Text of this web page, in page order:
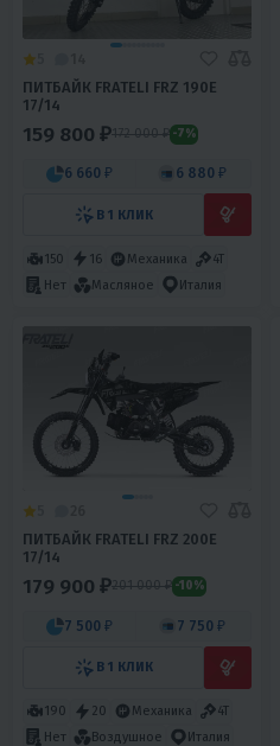
ПИТБАЙК FRATELI FRZ 190E
17/14
159 800 ₽172 000 ₽ -7%
6 660 ₽ 6 880 ₽
В 1 КЛИК
150 16 Механика
4T
Нет
Масляное Италия
ПИТБАЙК FRATELI FRZ 200E
17/14
179 900 ₽201 000 ₽ -10%
7 500 ₽ 7 750 ₽
В 1 КЛИК
190 20 Механика
4T
Нет
Воздушное Италия